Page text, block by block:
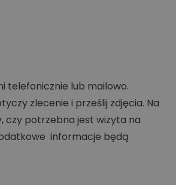
telefonicznie lub mailowo.
zlecenie i prześlij zdjęcia. Na
czy potrzebna jest wizyta na
informacje będą